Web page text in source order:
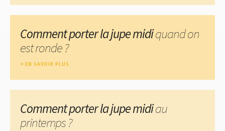
Comment porter la jupe midiquand on
est ronde ?
EN SAVOIR PLUS
Comment porter la jupe midiau
printemps ?